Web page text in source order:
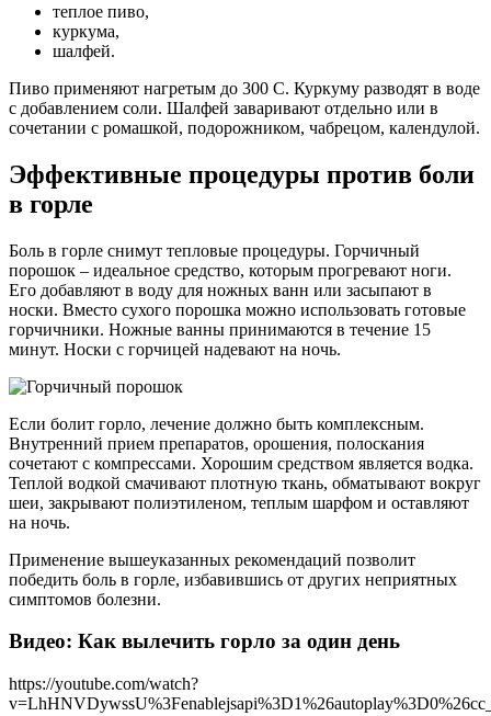
теплое пиво,
куркума,
шалфей.
Пиво применяют нагретым до 300 С. Куркуму разводят в воде
с добавлением соли. Шалфей заваривают отдельно или в
сочетании с ромашкой, подорожником, чабрецом, календулой.
Эффективные процедуры против боли
в горле
Боль в горле снимут тепловые процедуры. Горчичный
порошок – идеальное средство, которым прогревают ноги.
Его добавляют в воду для ножных ванн или засыпают в
носки. Вместо сухого порошка можно использовать готовые
горчичники. Ножные ванны принимаются в течение 15
минут. Носки с горчицей надевают на ночь.
Если болит горло, лечение должно быть комплексным.
Внутренний прием препаратов, орошения, полоскания
сочетают с компрессами. Хорошим средством является водка.
Теплой водкой смачивают плотную ткань, обматывают вокруг
шеи, закрывают полиэтиленом, теплым шарфом и оставляют
на ночь.
Применение вышеуказанных рекомендаций позволит
победить боль в горле, избавившись от других неприятных
симптомов болезни.
Видео: Как вылечить горло за один день
https://youtube.com/watch?